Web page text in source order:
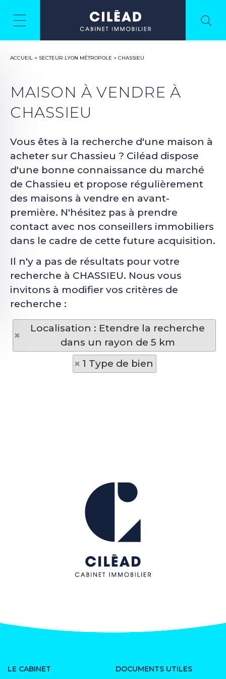
ACCUEIL > SECTEUR LYON MÉTROPOLE > CHASSIEU
MAISON À VENDRE À
CHASSIEU
Vous êtes à la recherche d'une maison à
acheter sur Chassieu ? Ciléad dispose
d'une bonne connaissance du marché
de Chassieu et propose régulièrement
des maisons à vendre en avant-
première. N'hésitez pas à prendre
contact avec nos conseillers immobiliers
dans le cadre de cette future acquisition.
Il n'y a pas de résultats pour votre
recherche à CHASSIEU. Nous vous
invitons à modifier vos critères de
recherche :
Localisation : Etendre la recherche
dans un rayon de 5 km
1 Type de bien
LE CABINET DOCUMENTS UTILES